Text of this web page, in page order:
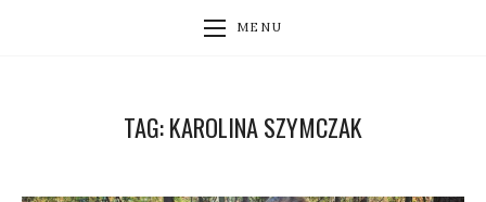
MENU
TAG:KAROLINA SZYMCZAK